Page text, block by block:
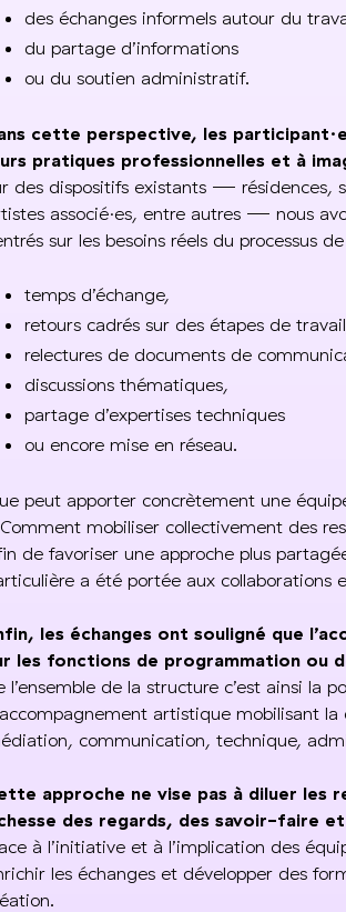
des échanges informels autour du
du partage d’informations
ou du soutien administratif.
cette perspective, les
pratiques professionnelles et à
des dispositifs existants — résidences,
associé·es, entre autres — nous
sur les besoins réels du processus
temps d’échange,
retours cadrés sur des étapes de
relectures de documents de
discussions thématiques,
partage d’expertises techniques
ou encore mise en réseau.
peut apporter concrètement une
mobiliser collectivement des
de favoriser une approche plus
a été portée aux collaborations
les échanges ont souligné que
les fonctions de programmation ou
l’ensemble de la structure c’est ainsi la
artistique mobilisant
communication, technique,
approche ne vise pas à diluer les
des regards, des savoir-faire
à l’initiative et à l’implication des
les échanges et développer des